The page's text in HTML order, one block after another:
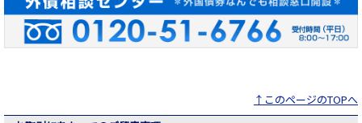
↑このページのTOPへ